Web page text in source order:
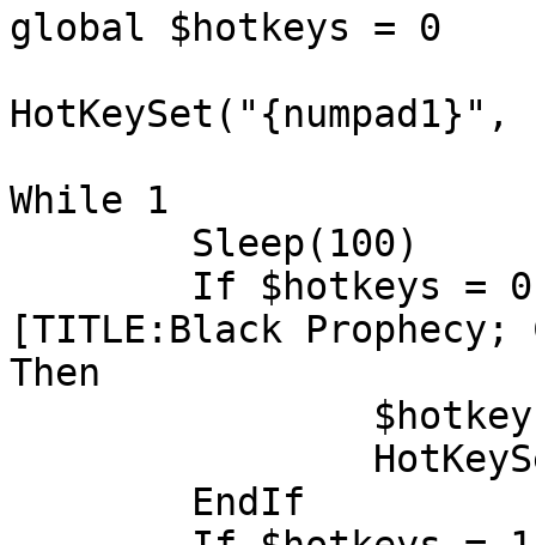
global $hotkeys = 0
While 1
Sleep(100)
If $hotkeys =
[TITLE:Black Prophecy;
Then
EndIf